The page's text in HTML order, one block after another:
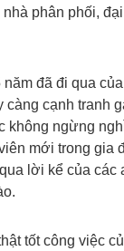
phân phối,
đã đi qua
cạnh tranh
ngừng
mới trong gia
lời kể của các
tốt công việc